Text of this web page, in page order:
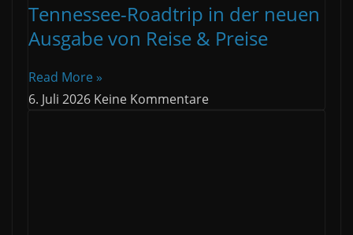
Tennessee-Roadtrip in der neuen
Ausgabe von Reise & Preise
Read More »
6. Juli 2026 Keine Kommentare